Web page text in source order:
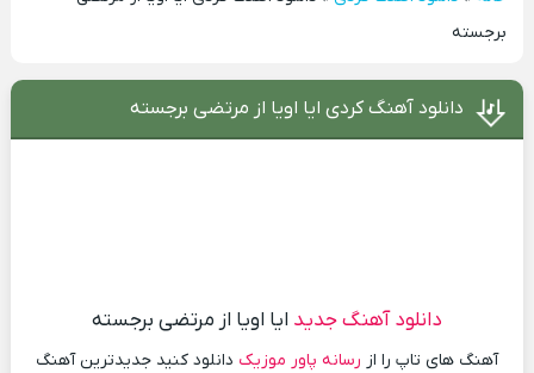
برجسته
دانلود آهنگ کردی ایا اویا از مرتضی برجسته
دانلود آهنگ جدید ایا اویا از مرتضی برجسته
آهنگ های تاپ را از رسانه پاور موزیک دانلود کنید جدیدترین آهنگ